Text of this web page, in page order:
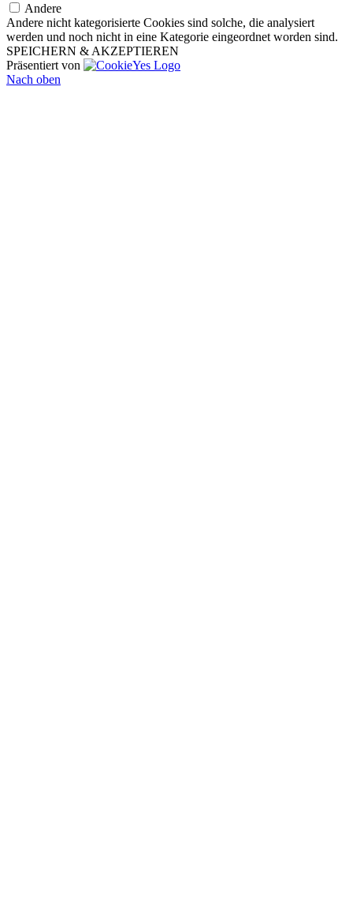
Andere
Andere nicht kategorisierte Cookies sind solche, die analysiert
werden und noch nicht in eine Kategorie eingeordnet worden sind.
SPEICHERN & AKZEPTIEREN
Präsentiert von
Nach oben